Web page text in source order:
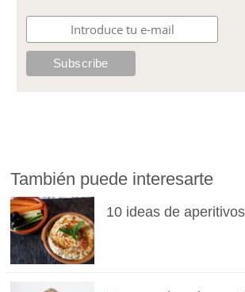
También puede interesarte
10 ideas de